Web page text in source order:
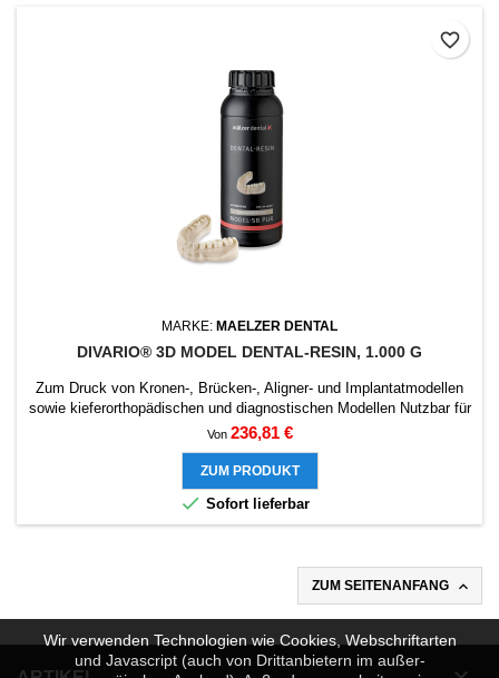
MARKE: MAELZER DENTAL
DIVARIO® 3D MODEL DENTAL-RESIN, 1.000 G
Zum Druck von Kronen-, Brücken-, Aligner- und Implantatmodellen
sowie kieferorthopädischen und diagnostischen Modellen Nutzbar für
DLP-Drucker und LCD-Drucker Geeignet für einen Wellenbereich von
385 nm bis 405 nm Vorteile Hohe Dimensionsstabilität, Opazität und
Reaktivität Optimierte Optik und Haptik Für alle offenen Systeme
verwendbar
Von Preis
236,81 €
ZUM PRODUKT
 Sofort lieferbar
favorite_border
ZUM SEITENANFANG 
Wir verwenden Technologien wie Cookies, Webschriftarten
und Javascript (auch von Drittanbietern im außer-